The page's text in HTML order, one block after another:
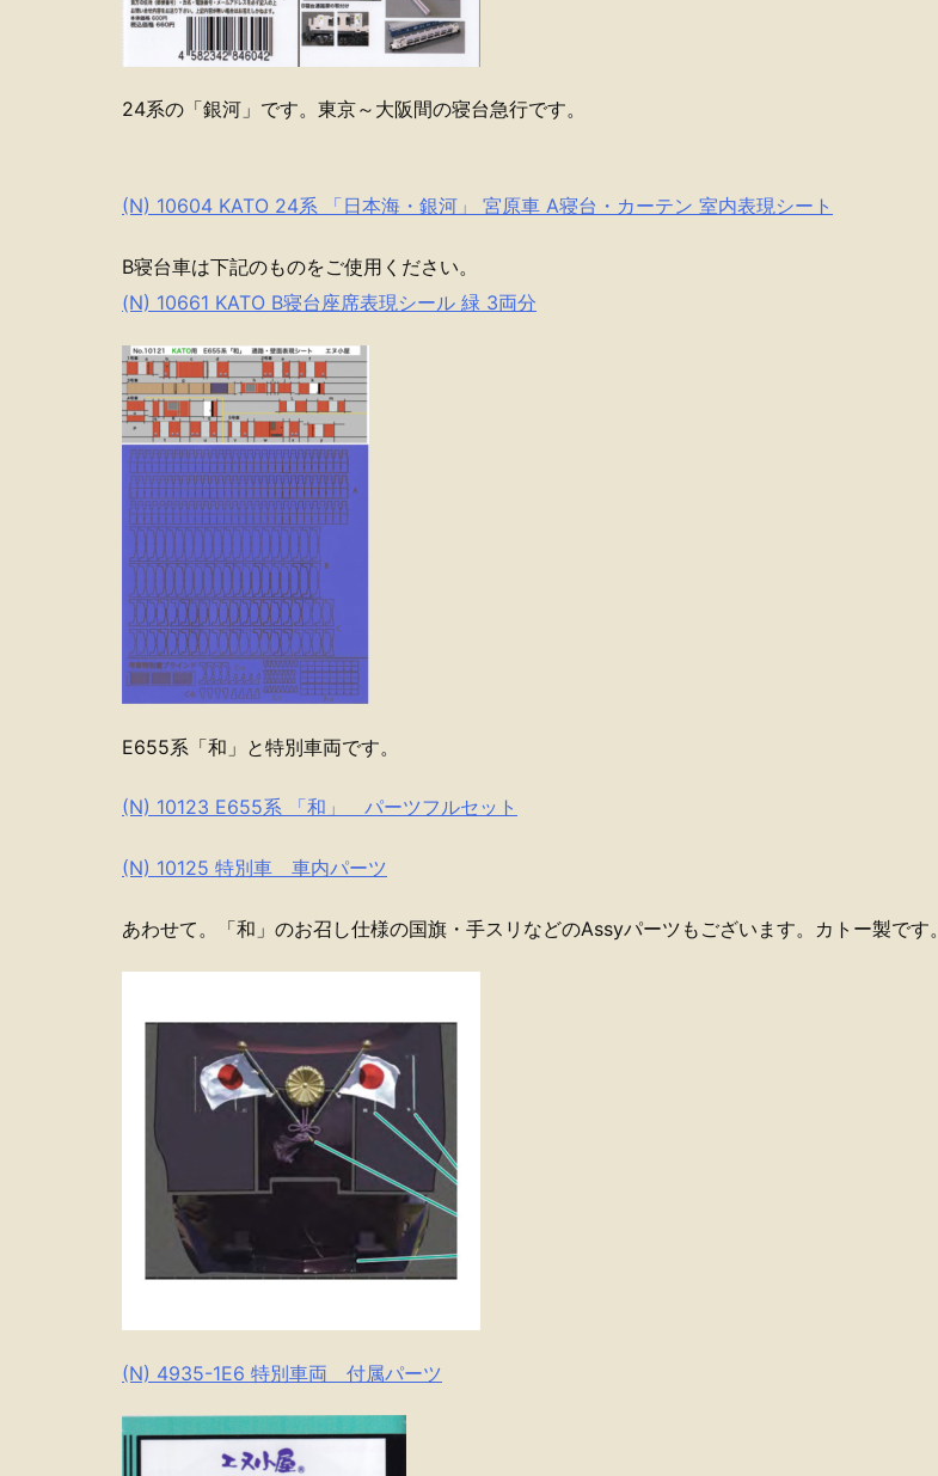
24系の「銀河」です。東京～大阪間の寝台急行です。
(N) 10604 KATO 24系 「日本海・銀河」 宮原車 A寝台・カーテン 室内表現シート
B寝台車は下記のものをご使用ください。
(N) 10661 KATO B寝台座席表現シール 緑 3両分
E655系「和」と特別車両です。
(N) 10123 E655系 「和」 パーツフルセット
(N) 10125 特別車 車内パーツ
あわせて。「和」のお召し仕様の国旗・手スリなどのAssyパーツもございます。カトー製です。
(N) 4935-1E6 特別車両 付属パーツ